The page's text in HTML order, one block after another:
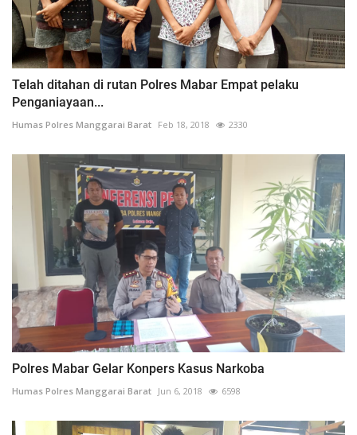
Telah ditahan di rutan Polres Mabar Empat pelaku
Penganiayaan...
Humas Polres Manggarai Barat Feb 18, 2018 2330
Polres Mabar Gelar Konpers Kasus Narkoba
Humas Polres Manggarai Barat Jun 6, 2018 6598